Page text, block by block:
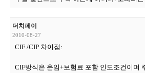
더치페이
2010-08-27
CIF /CIP 차이점:
CIF방식은 운임+보험료 포함 인도조건이며